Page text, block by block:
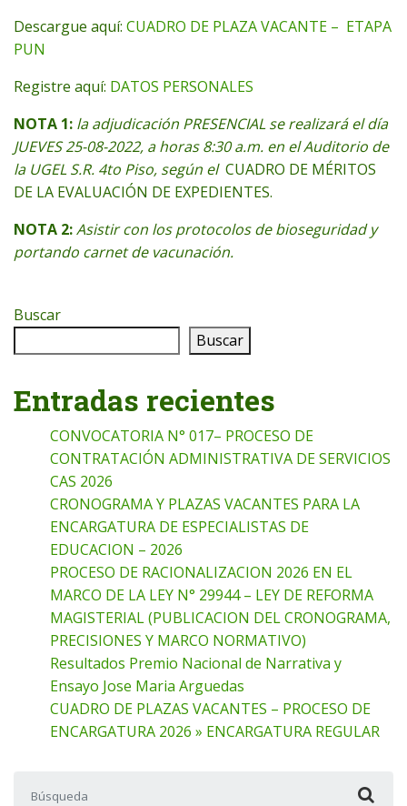
Descargue aquí: CUADRO DE PLAZA VACANTE – ETAPA
PUN
Registre aquí: DATOS PERSONALES
NOTA 1: la adjudicación PRESENCIAL se realizará el día
JUEVES 25-08-2022, a horas 8:30 a.m. en el Auditorio de
la UGEL S.R. 4to Piso, según el CUADRO DE MÉRITOS
DE LA EVALUACIÓN DE EXPEDIENTES.
NOTA 2:Asistir con los protocolos de bioseguridad y
portando carnet de vacunación.
Buscar
Buscar
Entradas recientes
CONVOCATORIA N° 017– PROCESO DE
CONTRATACIÓN ADMINISTRATIVA DE SERVICIOS
CAS 2026
CRONOGRAMA Y PLAZAS VACANTES PARA LA
ENCARGATURA DE ESPECIALISTAS DE
EDUCACION – 2026
PROCESO DE RACIONALIZACION 2026 EN EL
MARCO DE LA LEY N° 29944 – LEY DE REFORMA
MAGISTERIAL (PUBLICACION DEL CRONOGRAMA,
PRECISIONES Y MARCO NORMATIVO)
Resultados Premio Nacional de Narrativa y
Ensayo Jose Maria Arguedas
CUADRO DE PLAZAS VACANTES – PROCESO DE
ENCARGATURA 2026 » ENCARGATURA REGULAR